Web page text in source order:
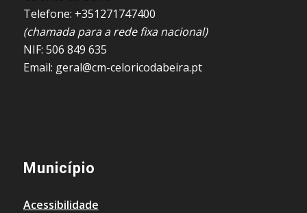
Telefone: +351271747400
(chamada para a rede fixa nacional)
NIF: 506 849 635
Email: geral@cm-celoricodabeira.pt
Município
Acessibilidade